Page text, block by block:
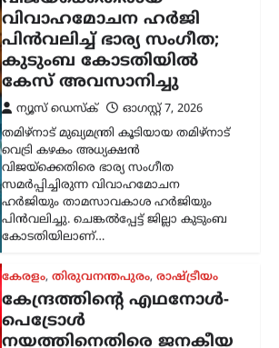
ന്യൂസ് ഡെസ്ക്
ഓഗസ്റ്റ്‌ 7, 2026
തമിഴ്‌നാട് മുഖ്യമന്ത്രി കൂടിയായ തമിഴ്‌നാട്
വെട്രി കഴകം അധ്യക്ഷൻ
വിജയ്‌ക്കെതിരെ ഭാര്യ സംഗീത
സമർപ്പിച്ചിരുന്ന വിവാഹമോചന
ഹർജിയും താമസാവകാശ ഹർജിയും
പിൻവലിച്ചു. ചെങ്കൽപ്പേട്ട് ജില്ലാ കുടുംബ
കോടതിയിലാണ്…
കേരളം,തിരുവനന്തപുരം,രാഷ്ട്രീയം
കേന്ദ്രത്തിന്റെ എഥനോൾ-
പെട്രോൾ
നയത്തിനെതിരെ ജനകീയ
പ്രതിഷേധം ശക്തമാക്കും;
മുന്നറിയിപ്പുമായി
സിപിഐഎം
ന്യൂസ് ഡെസ്ക്
ഓഗസ്റ്റ്‌ 7, 2026